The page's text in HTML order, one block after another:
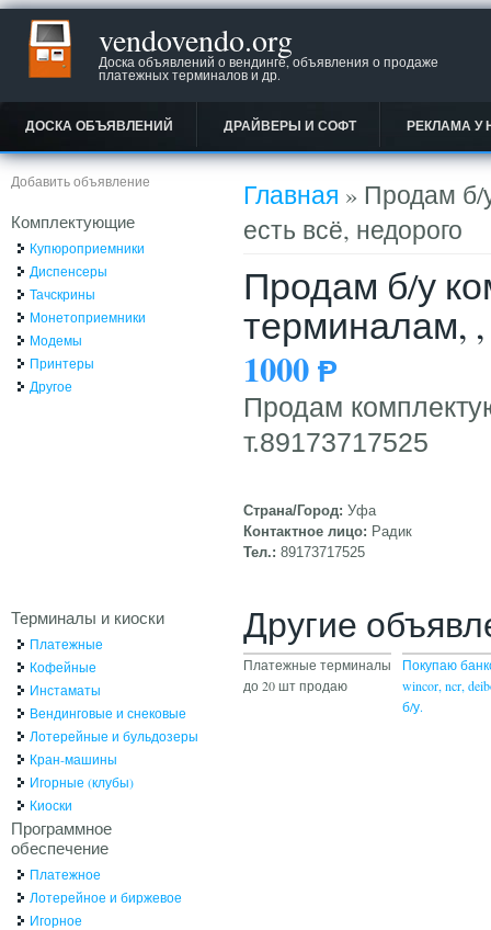
vendovendo.org
Доска объявлений о вендинге, объявления о продаже
платежных терминалов и др.
ДОСКА ОБЪЯВЛЕНИЙ ДРАЙВЕРЫ И СОФТ РЕКЛАМА У
Вы здесь
Главная » Продам
есть всё, недорого
Продам б/у
терминалам, ,
1000 Ᵽ
Продам
т.89173717525
Страна/Город: Уфа
Контактное лицо: Радик
Тел.: 89173717525
Другие
Платежные терминалы
до 20 шт продаю
Покупаю
wincor, ncr,
б/у.
Добавить объявление
Комплектующие
Купюроприемники
Диспенсеры
Тачскрины
Монетоприемники
Модемы
Принтеры
Другое
Терминалы и киоски
Платежные
Кофейные
Инстаматы
Вендинговые и снековые
Лотерейные и бульдозеры
Кран-машины
Игорные (клубы)
Киоски
Программное
обеспечение
Платежное
Лотерейное и биржевое
Игорное